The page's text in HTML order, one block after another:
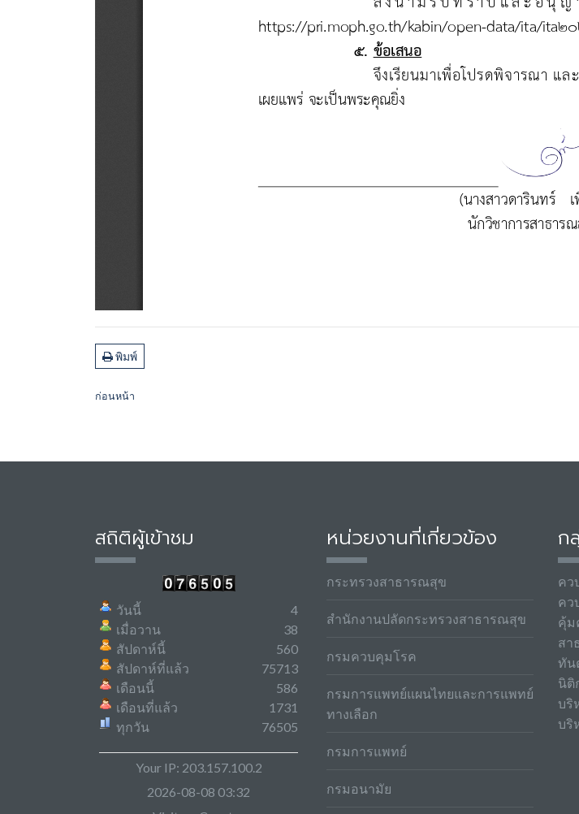
พิมพ์
ก่อนหน้า
สถิติผู้เข้าชม
วันนี้
เมื่อวาน
สัปดาห์นี้
สัปดาห์ที่แล้ว
เดือนนี้
เดือนที่แล้ว
ทุกวัน
4
38
560
75713
586
1731
76505
Your IP: 203.157.100.2
2026-08-08 03:32
หน่วยงานที่เกี่ยวข้อง
กระทรวงสาธารณสุข
สำนักงานปลัดกระทรวงสาธารณสุข
กรมควบคุมโรค
กรมการแพทย์แผนไทยและการแพทย์
ทางเลือก
กรมการแพทย์
กรมอนามัย
ก
คว
คว
คุ้ม
สา
ทัน
นิติ
บริ
บริ